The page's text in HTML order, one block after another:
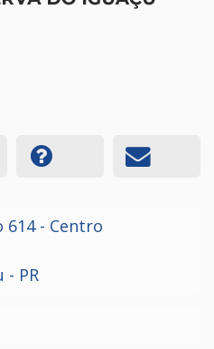
614 - Centro
- PR